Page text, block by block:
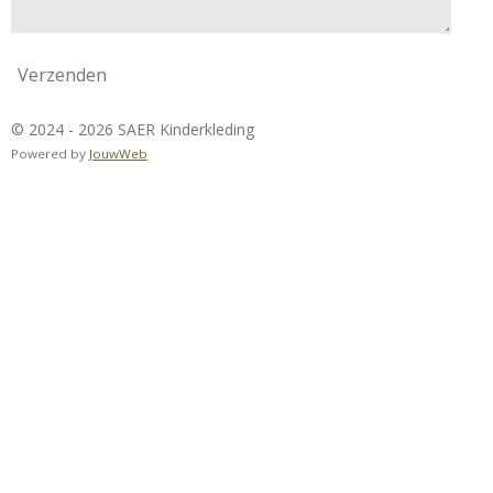
Verzenden
© 2024 - 2026 SAER Kinderkleding
Powered by JouwWeb